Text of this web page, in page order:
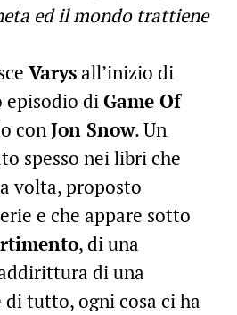
ed il mondo trattiene
Varysall’inizio di
episodio diGame Of
conJon Snow. Un
spesso nei libri che
volta, proposto
e che appare sotto
, di una
di una
tutto, ogni cosa ci ha